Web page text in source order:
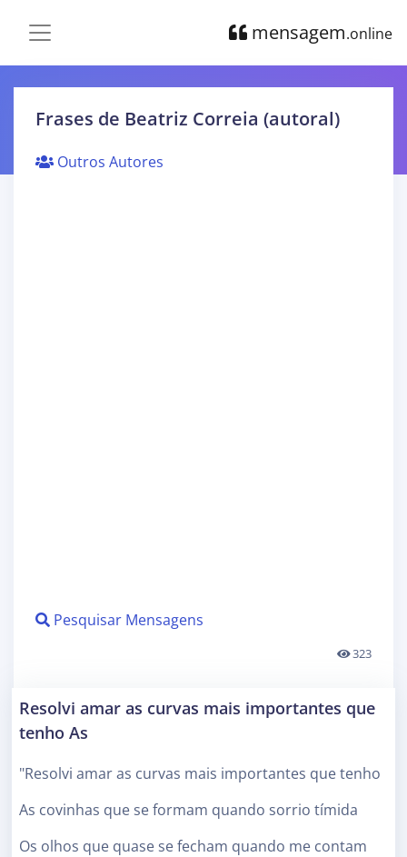
mensagem.online
Frases de Beatriz Correia (autoral)
Outros Autores
Pesquisar Mensagens
323
Resolvi amar as curvas mais importantes que
tenho As
"Resolvi amar as curvas mais importantes que tenho
As covinhas que se formam quando sorrio tímida
Os olhos que quase se fecham quando me contam